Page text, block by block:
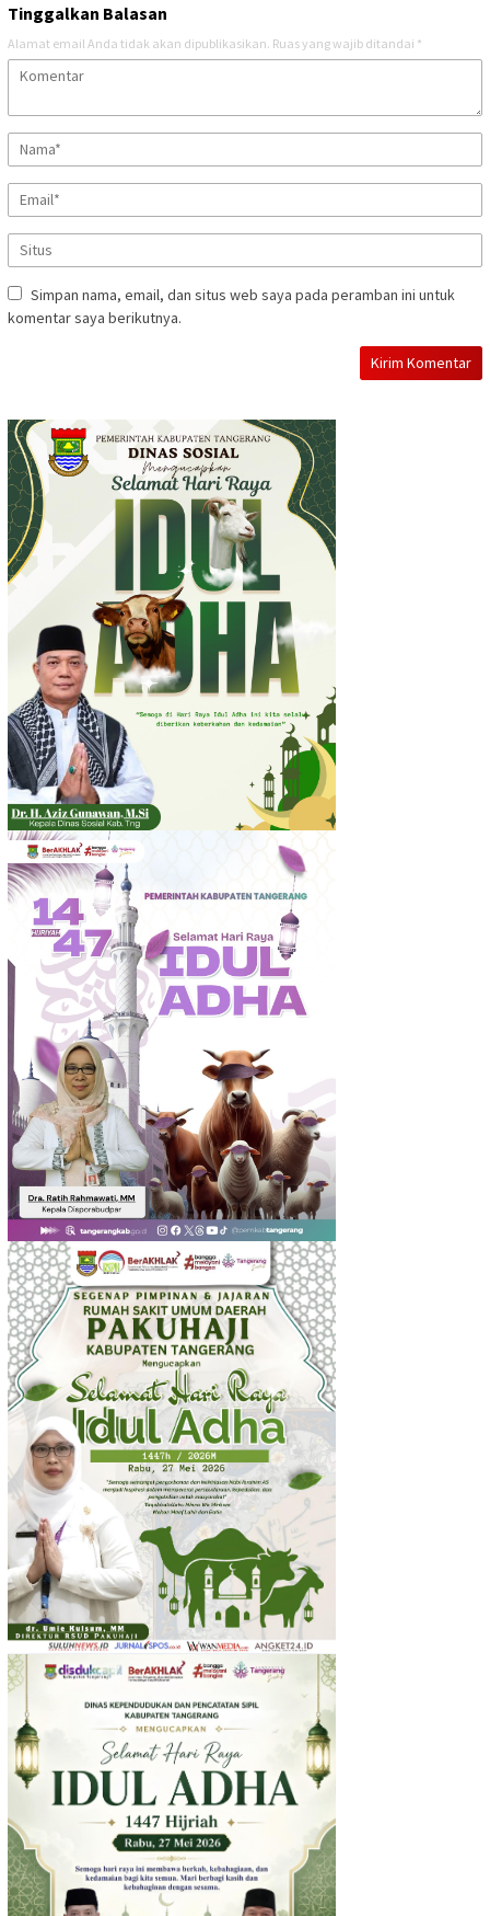
Tinggalkan Balasan
Alamat email Anda tidak akan dipublikasikan. Ruas yang wajib ditandai *
Simpan nama, email, dan situs web saya pada peramban ini untuk
komentar saya berikutnya.